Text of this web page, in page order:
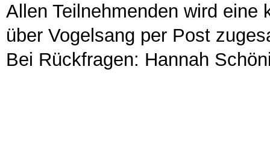
Allen Teilnehmenden wird eine
über Vogelsang per Post
Bei Rückfragen: Hannah